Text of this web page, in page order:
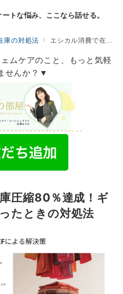
トな悩み、ここなら話せる。
庫の対処法 エシカル消費で在庫圧縮80％達成！ギフト商品が売れ残ったときの対処法
ムケアのこと、もっと気軽
せんか？▼
圧縮80％達成！ギ
たときの対処法